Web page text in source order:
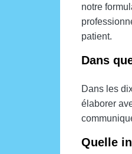
notre
patient.
Dans
Dans les
élaborer
Quelle